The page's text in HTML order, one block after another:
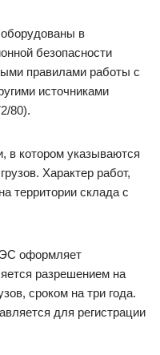
в
безопасности
правилами работы с
источниками
80).
в котором указываются
Характер работ,
территории склада с
оформляет
разрешением на
сроком на три года.
для регистрации